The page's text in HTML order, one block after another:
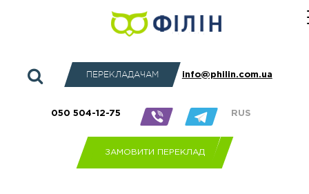
ПЕРЕКЛАДАЧАМ info@philin.com.ua
050 504-12-75 RUS
ЗАМОВИТИ ПЕРЕКЛАД